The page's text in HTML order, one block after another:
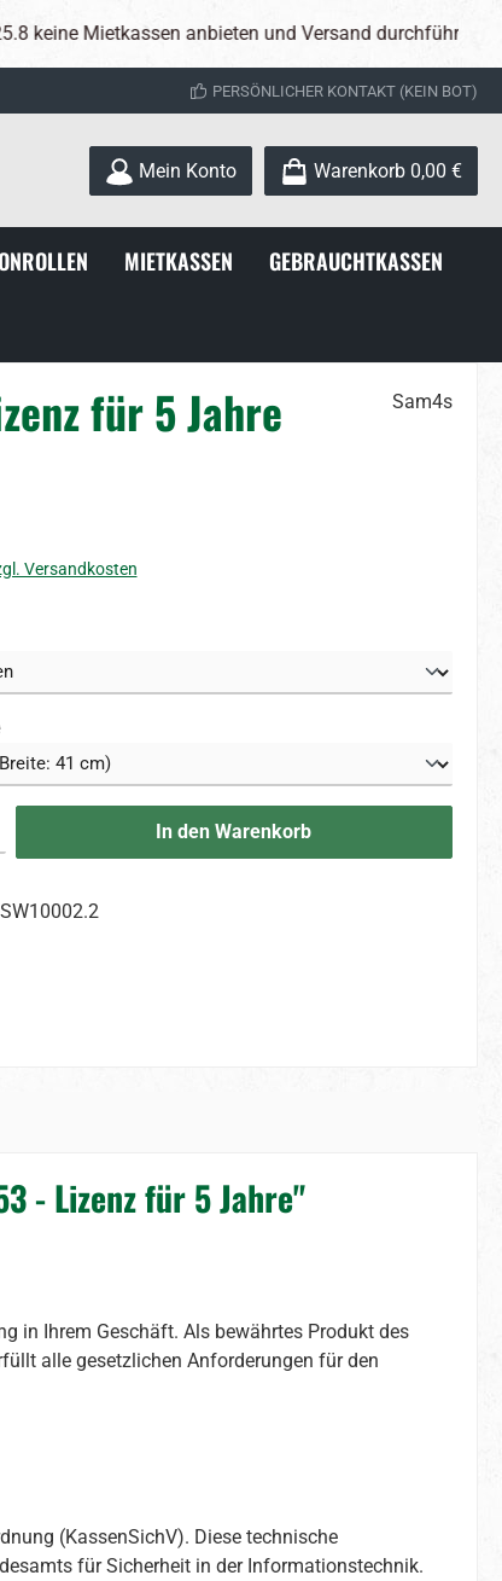
und Versand durchführen! !!Sharp stellt nun auch
PERSÖNLICHER KONTAKT (KEIN BOT)
Mein Konto Warenkorb 0,00 €
MIETKASSEN GEBRAUCHTKASSEN
für 5 Jahre Sam4s
Versandkosten
auswählen
gewünschten Wert ein oder benutze die Schaltflächen um die
In den Warenkorb
SW10002.2
- Lizenz für 5 Jahre"
in Ihrem Geschäft. Als bewährtes Produkt des
alle gesetzlichen Anforderungen für den
(KassenSichV). Diese technische
für Sicherheit in der Informationstechnik.